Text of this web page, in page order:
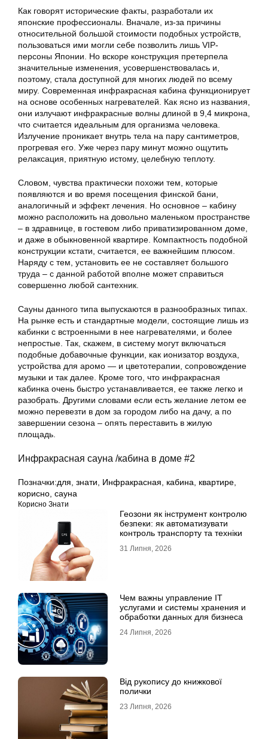
Как говорят исторические факты, разработали их
японские профессионалы. Вначале, из-за причины
относительной большой стоимости подобных устройств,
пользоваться ими могли себе позволить лишь VIP-
персоны Японии. Но вскоре конструкция претерпела
значительные изменения, усовершенствовалась и,
поэтому, стала доступной для многих людей по всему
миру. Современная инфракрасная кабина функционирует
на основе особенных нагревателей. Как ясно из названия,
они излучают инфракрасные волны длиной в 9,4 микрона,
что считается идеальным для организма человека.
Излучение проникает внутрь тела на пару сантиметров,
прогревая его. Уже через пару минут можно ощутить
релаксация, приятную истому, целебную теплоту.
Словом, чувства практически похожи тем, которые
появляются и во время посещения финской бани,
аналогичный и эффект лечения. Но основное – кабину
можно расположить на довольно маленьком пространстве
– в здравнице, в гостевом либо приватизированном доме,
и даже в обыкновенной квартире. Компактность подобной
конструкции кстати, считается, ее важнейшим плюсом.
Наряду с тем, установить ее не составляет большого
труда – с данной работой вполне может справиться
совершенно любой сантехник.
Сауны данного типа выпускаются в разнообразных типах.
На рынке есть и стандартные модели, состоящие лишь из
кабинки с встроенными в нее нагревателями, и более
непростые. Так, скажем, в систему могут включаться
подобные добавочные функции, как ионизатор воздуха,
устройства для аромо — и цветотерапии, сопровождение
музыки и так далее. Кроме того, что инфракрасная
кабинка очень быстро устанавливается, ее также легко и
разобрать. Другими словами если есть желание летом ее
можно перевезти в дом за городом либо на дачу, а по
завершении сезона – опять переставить в жилую
площадь.
Инфракрасная сауна /кабина в доме #2
Позначки:для знати Инфракрасная кабина квартире
корисно сауна
Корисно Знати
Геозони як інструмент контролю
безпеки: як автоматизувати
контроль транспорту та техніки
31 Липня, 2026
Чем важны управление IT
услугами и системы хранения и
обработки данных для бизнеса
24 Липня, 2026
Від рукопису до книжкової
полички
23 Липня, 2026